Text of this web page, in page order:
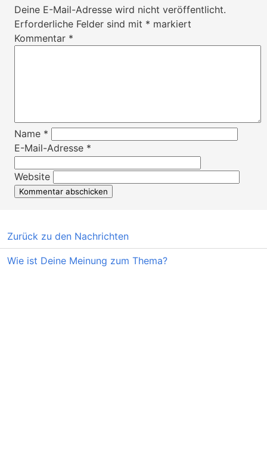
Deine E-Mail-Adresse wird nicht veröffentlicht.
Erforderliche Felder sind mit * markiert
Kommentar *
Name *
E-Mail-Adresse *
Website
Zurück zu den Nachrichten
Wie ist Deine Meinung zum Thema?